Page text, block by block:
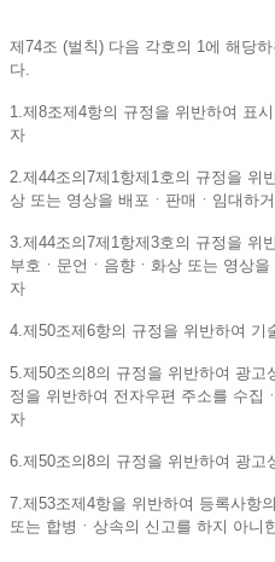
제74조 (벌칙) 다음 각호의 1에 해당
다.
1.제8조제4항의 규정을 위반하여 표
자
2.제44조의7제1항제1호의 규정을 위
상 또는 영상을 배포ㆍ판매ㆍ임대하
3.제44조의7제1항제3호의 규정을 위
부호ㆍ문언ㆍ음향ㆍ화상 또는 영상
자
4.제50조제6항의 규정을 위반하여 기
5.제50조의8의 규정을 위반하여 광
정을 위반하여 전자우편 주소를 수집
자
6.제50조의8의 규정을 위반하여 광고
7.제53조제4항을 위반하여 등록사항
또는 합병ㆍ상속의 신고를 하지 아니